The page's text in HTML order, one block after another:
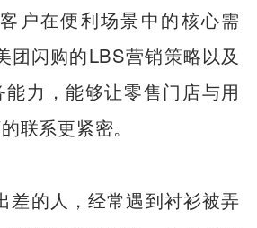
户在便利场景中的核心需
团闪购的LBS营销策略以及
力，能够让零售门店与用
联系更紧密。
差的人，经常遇到衬衫被弄